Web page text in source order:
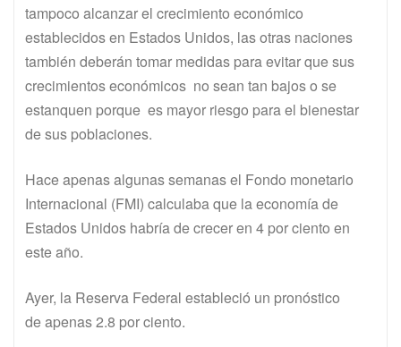
tampoco alcanzar el crecimiento económico
establecidos en Estados Unidos, las otras naciones
también deberán tomar medidas para evitar que sus
crecimientos económicos no sean tan bajos o se
estanquen porque es mayor riesgo para el bienestar
de sus poblaciones.
Hace apenas algunas semanas el Fondo monetario
Internacional (FMI) calculaba que la economía de
Estados Unidos habría de crecer en 4 por ciento en
este año.
Ayer, la Reserva Federal estableció un pronóstico
de apenas 2.8 por ciento.